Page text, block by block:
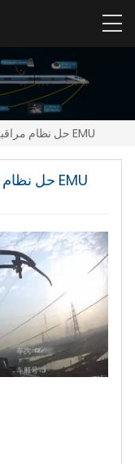
حل نظام مراقبة الفيديو المنساخ لوحدات EMU
حل نظام مراقبة الفيديو المنساخ لوحدات EMU